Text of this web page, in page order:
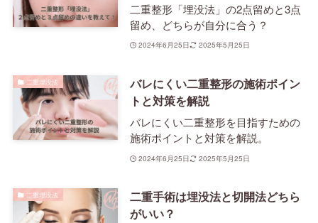
二重整形「埋没法」の2点留めと3点
留め、どちらが自分に合う？
2024年6月25日 2025年5月25日
二重埋没法
バレにくい二重整形の施術ポイン
トと対策を解説
バレにくい二重整形を目指すための
施術ポイントと対策を解説。
2024年6月25日 2025年5月25日
二重埋没法
二重手術は埋没法と切開法どちら
がいい？